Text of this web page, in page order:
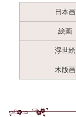
日本画
絵画
浮世絵
木版画